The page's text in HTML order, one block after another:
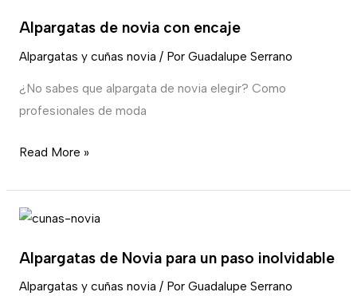
Alpargatas de novia con encaje
Alpargatas y cuñas novia / Por Guadalupe Serrano
¿No sabes que alpargata de novia elegir? Como
profesionales de moda
novia
con
Read More »
Alpargatas de Novia para un paso inolvidable
Alpargatas y cuñas novia / Por Guadalupe Serrano
Alpargatas
Novia
para